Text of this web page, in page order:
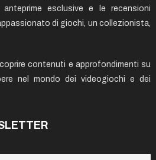
esclusive e le recensioni
di giochi, un collezionista,
contenuti e approfondimenti su
nel mondo dei videogiochi e dei